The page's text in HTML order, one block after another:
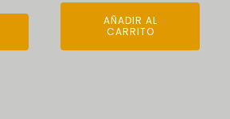
AÑADIR AL
CARRITO